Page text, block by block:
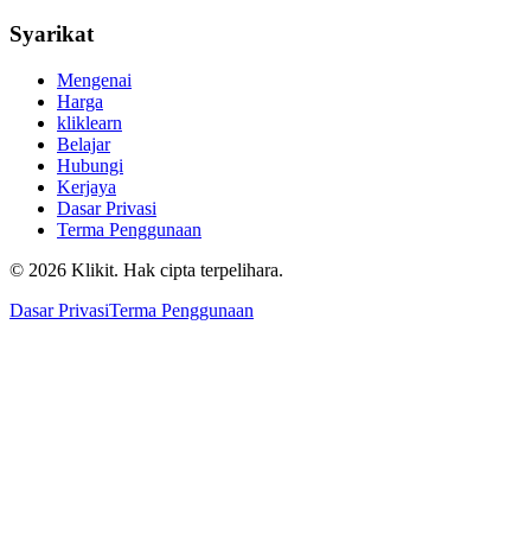
Syarikat
Mengenai
Harga
kliklearn
Belajar
Hubungi
Kerjaya
Dasar Privasi
Terma Penggunaan
© 2026 Klikit. Hak cipta terpelihara.
Dasar PrivasiTerma Penggunaan